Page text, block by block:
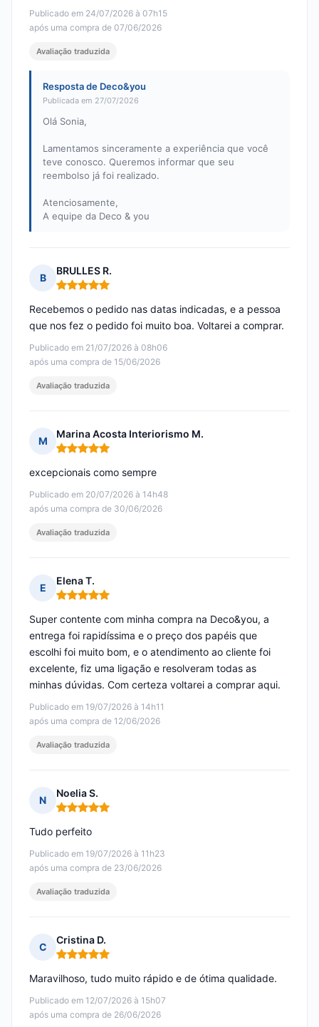
Publicado em 24/07/2026 à 07h15
após uma compra de 07/06/2026
Avaliação traduzida
Resposta de Deco&you
Publicada em 27/07/2026
Olá Sonia,
Lamentamos sinceramente a experiência que você
teve conosco. Queremos informar que seu
reembolso já foi realizado.
Atenciosamente,
A equipe da Deco & you
B
BRULLES R.
Nota: 5 em 5
Publicado em 21/07/2026 à 08h06
após uma compra de 15/06/2026
Recebemos o pedido nas datas indicadas, e a pessoa
que nos fez o pedido foi muito boa. Voltarei a comprar.
Avaliação traduzida
M
Marina Acosta Interiorismo M.
Nota: 5 em 5
Publicado em 20/07/2026 à 14h48
após uma compra de 30/06/2026
excepcionais como sempre
Avaliação traduzida
E
Elena T.
Nota: 5 em 5
Publicado em 19/07/2026 à 14h11
após uma compra de 12/06/2026
Super contente com minha compra na Deco&you, a
entrega foi rapidíssima e o preço dos papéis que
escolhi foi muito bom, e o atendimento ao cliente foi
excelente, fiz uma ligação e resolveram todas as
minhas dúvidas. Com certeza voltarei a comprar aqui.
Avaliação traduzida
N
Noelia S.
Nota: 5 em 5
Publicado em 19/07/2026 à 11h23
após uma compra de 23/06/2026
Tudo perfeito
Avaliação traduzida
C
Cristina D.
Nota: 5 em 5
Publicado em 12/07/2026 à 15h07
após uma compra de 26/06/2026
Maravilhoso, tudo muito rápido e de ótima qualidade.